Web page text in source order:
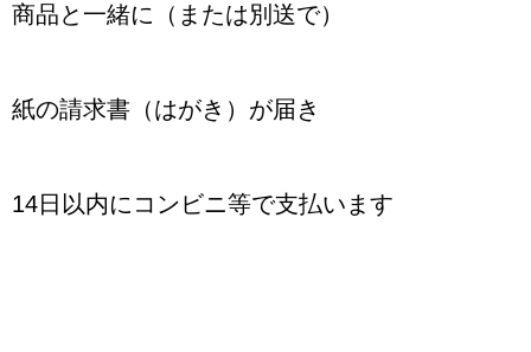
商品と一緒に（または別送で）
紙の請求書（はがき）が届き
14日以内にコンビニ等で支払います